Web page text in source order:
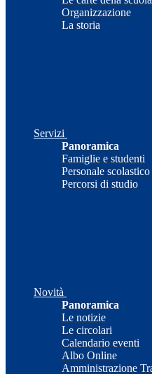
Organizzazione
La storia
Servizi
Panoramica
Famiglie e studenti
Personale scolastico
Percorsi di studio
Novità
Panoramica
Le notizie
Le circolari
Calendario eventi
Albo Online
Amministrazione